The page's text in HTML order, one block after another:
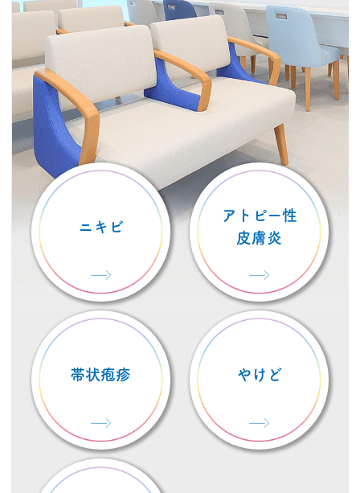
ニキビ
アトピー性
皮膚炎
帯状疱疹 やけど